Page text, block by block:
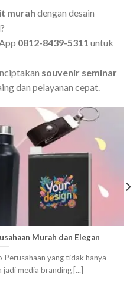
murah dengan desain
0812-8439-5311 untuk
souvenir seminar
dan pelayanan cepat.
Murah dan Elegan
yang tidak hanya
media branding [...]